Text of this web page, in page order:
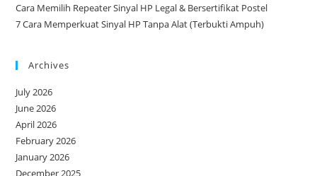
Cara Memilih Repeater Sinyal HP Legal & Bersertifikat Postel
7 Cara Memperkuat Sinyal HP Tanpa Alat (Terbukti Ampuh)
Archives
July 2026
June 2026
April 2026
February 2026
January 2026
December 2025